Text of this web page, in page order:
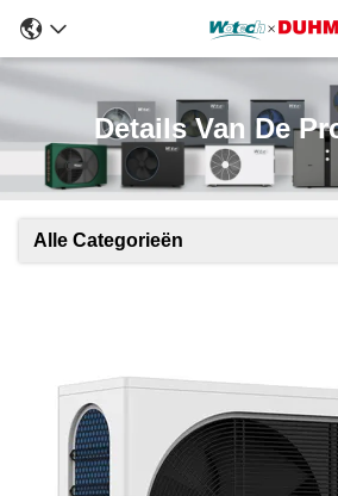
Details Van De
Alle Categorieën